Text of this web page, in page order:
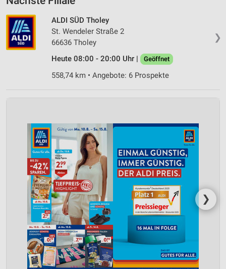
❯
ALDI SÜD Tholey
St. Wendeler Straße 2
66636 Tholey
Heute 08:00 - 20:00 Uhr |
Geöffnet
558,74 km • Angebote: 6 Prospekte
❯